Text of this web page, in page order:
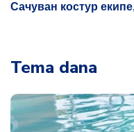
Сачуван костур
Tema dana